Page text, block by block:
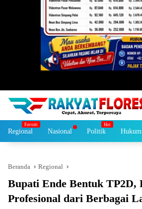
Regional Nasional Politik
Beranda Regional
Bupati Ende Bentuk TP2D,
Profesional dari Berbagai